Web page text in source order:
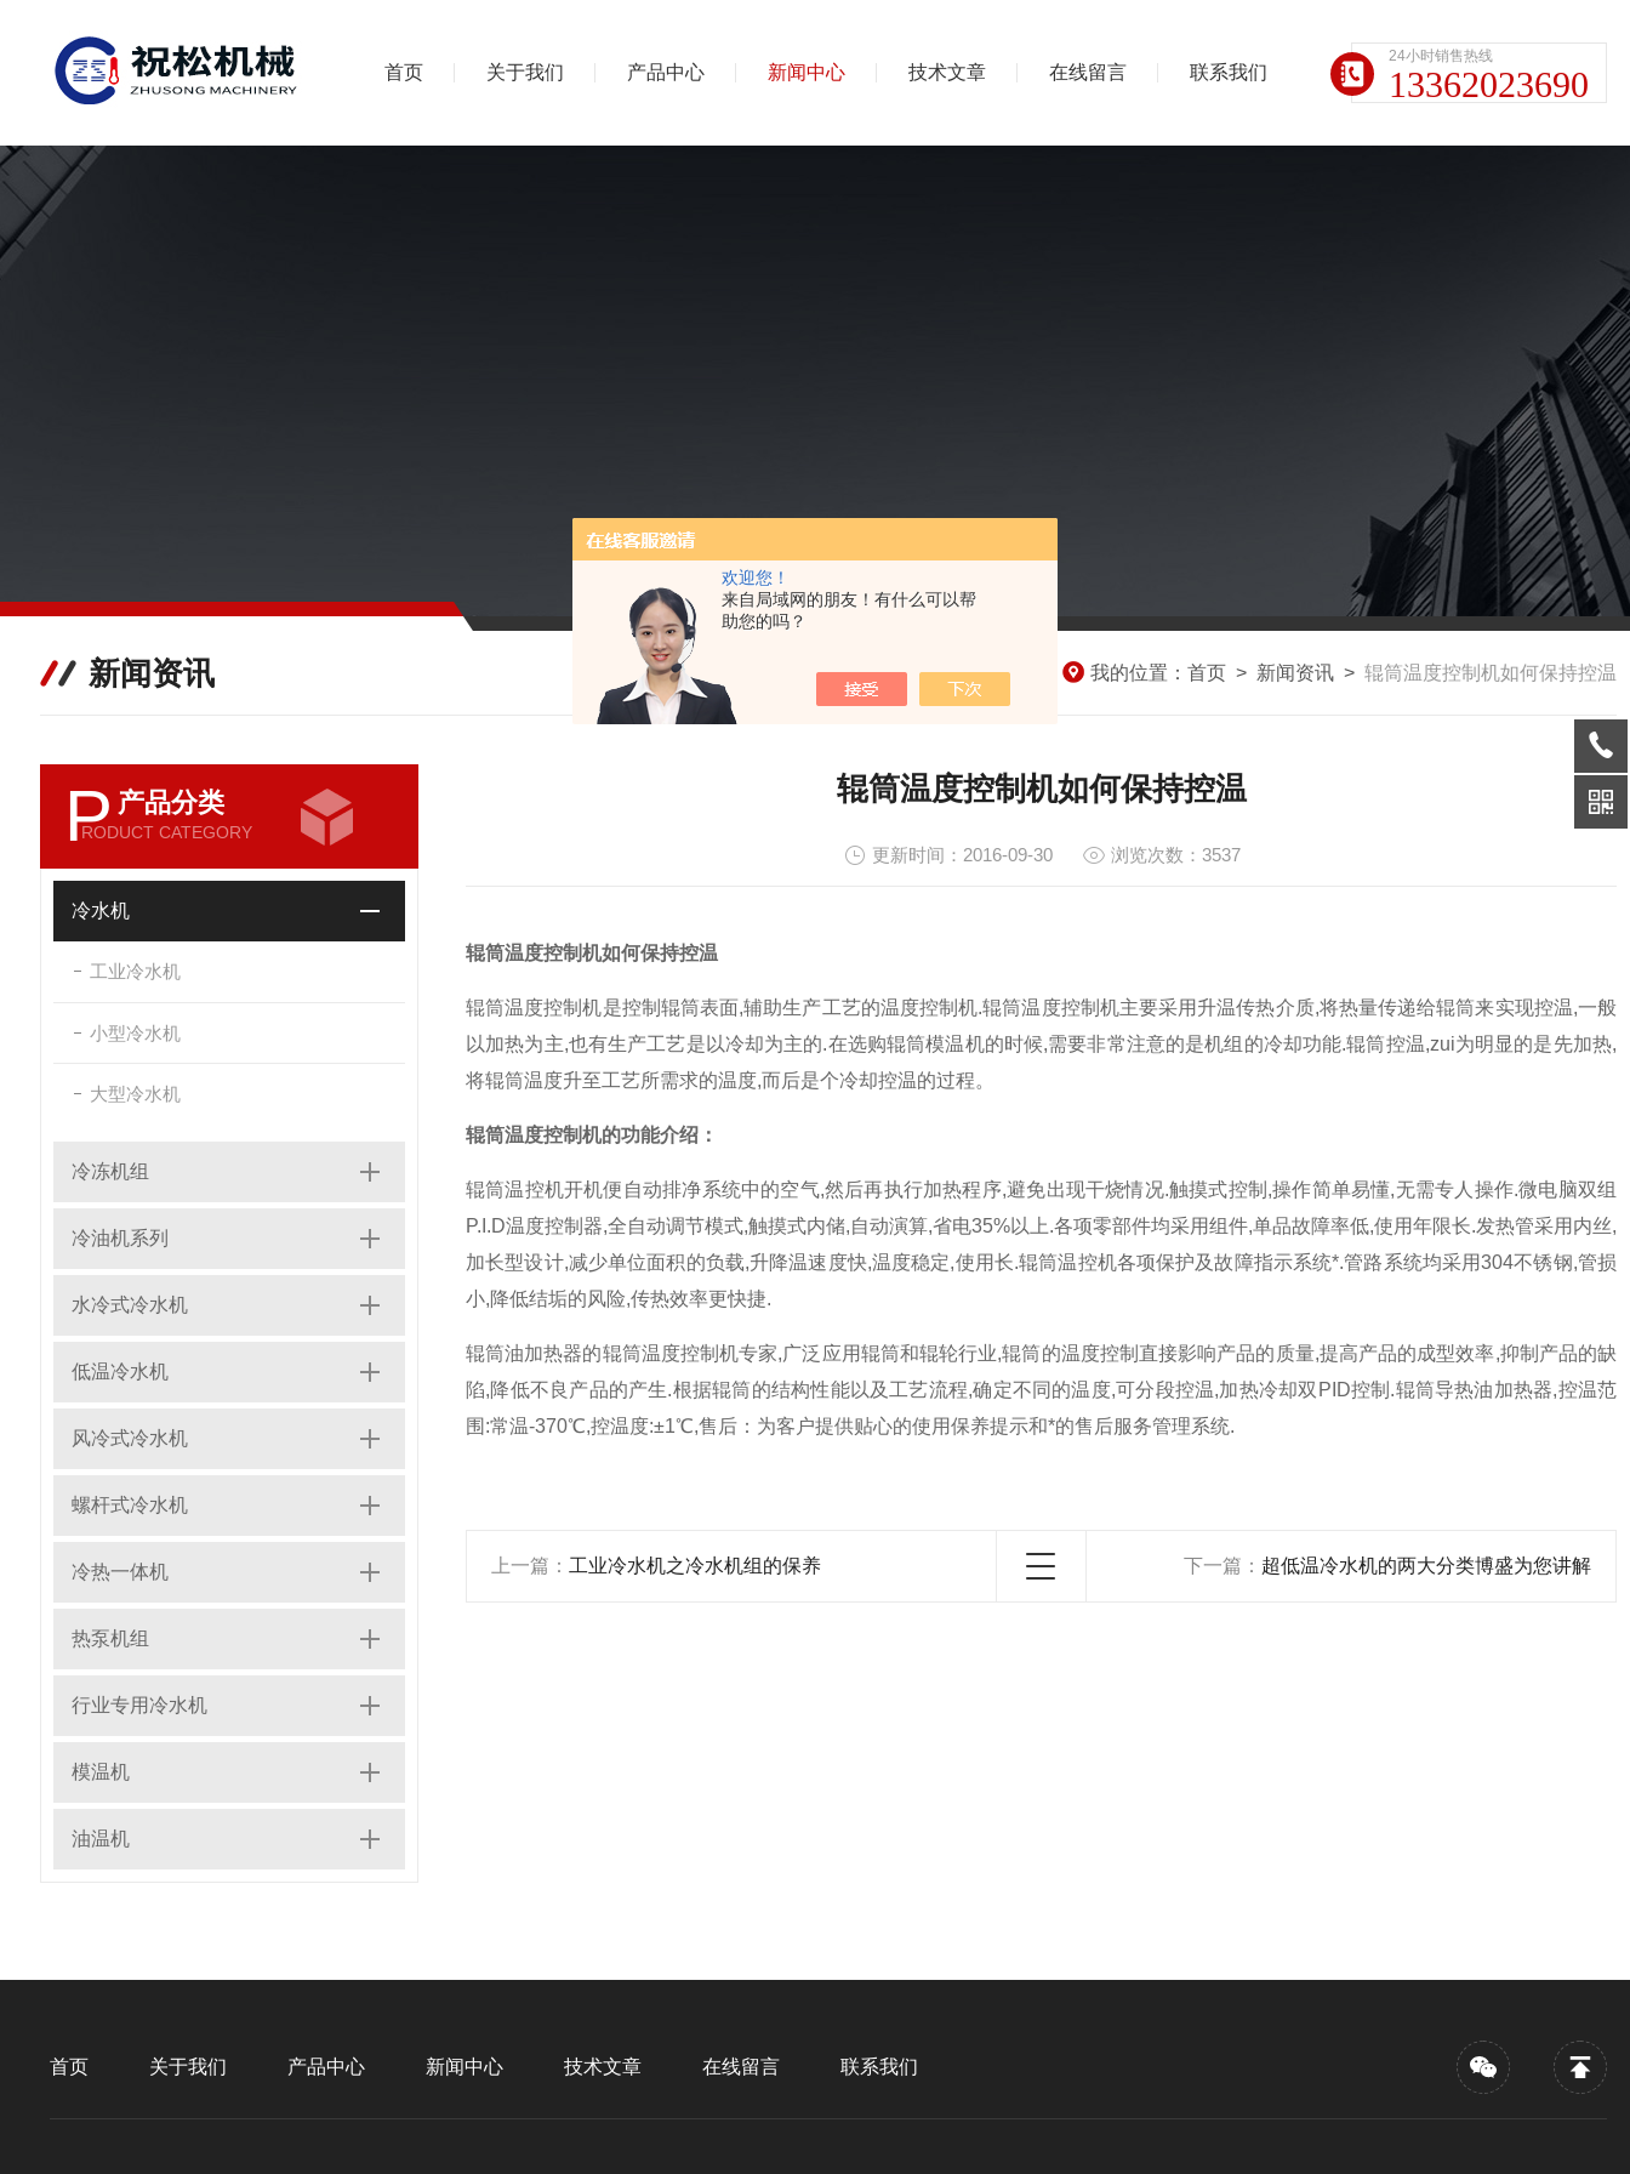
欢迎您！
来自局域网的朋友！有什么可以帮
助您的吗？
首页 关于我们 产品中心 新闻中心 技术文章 在线留言 联系我们
24小时销售热线
13362023690
新闻资讯 我的位置： 首页 > 新闻资讯 > 辊筒温度控制机如何保持控温
P 产品分类
RODUCT CATEGORY
冷水机
工业冷水机
小型冷水机
大型冷水机
冷冻机组
冷油机系列
水冷式冷水机
低温冷水机
风冷式冷水机
螺杆式冷水机
冷热一体机
热泵机组
行业专用冷水机
模温机
油温机
辊筒温度控制机如何保持控温
更新时间：2016-09-30 浏览次数：3537
辊筒温度控制机如何保持控温
辊筒温度控制机是控制辊筒表面,辅助生产工艺的温度控制机.辊筒温度控制机主要采用升温传热介质,将热量传递给辊筒来实现控温,一般
以加热为主,也有生产工艺是以冷却为主的.在选购辊筒模温机的时候,需要非常注意的是机组的冷却功能.辊筒控温,zui为明显的是先加热,
将辊筒温度升至工艺所需求的温度,而后是个冷却控温的过程。
辊筒温度控制机的功能介绍：
辊筒温控机开机便自动排净系统中的空气,然后再执行加热程序,避免出现干烧情况.触摸式控制,操作简单易懂,无需专人操作.微电脑双组
P.I.D温度控制器,全自动调节模式,触摸式内储,自动演算,省电35%以上.各项零部件均采用组件,单品故障率低,使用年限长.发热管采用内丝,
加长型设计,减少单位面积的负载,升降温速度快,温度稳定,使用长.辊筒温控机各项保护及故障指示系统*.管路系统均采用304不锈钢,管损
小,降低结垢的风险,传热效率更快捷.
辊筒油加热器的辊筒温度控制机专家,广泛应用辊筒和辊轮行业,辊筒的温度控制直接影响产品的质量,提高产品的成型效率,抑制产品的缺
陷,降低不良产品的产生.根据辊筒的结构性能以及工艺流程,确定不同的温度,可分段控温,加热冷却双PID控制.辊筒导热油加热器,控温范
围:常温-370℃,控温度:±1℃,售后：为客户提供贴心的使用保养提示和*的售后服务管理系统.
上一篇： 工业冷水机之冷水机组的保养 下一篇： 超低温冷水机的两大分类博盛为您讲解
首页 关于我们 产品中心 新闻中心 技术文章 在线留言 联系我们